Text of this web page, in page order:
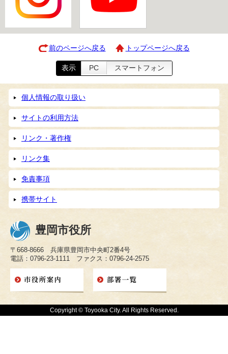
前のページへ戻る トップページへ戻る
表示 PC スマートフォン
個人情報の取り扱い
サイトの利用方法
リンク・著作権
リンク集
免責事項
携帯サイト
豊岡市役所
〒668-8666 兵庫県豊岡市中央町2番4号
電話：0796-23-1111 ファクス：0796-24-2575
Copyright © Toyooka City. All Rights Reserved.